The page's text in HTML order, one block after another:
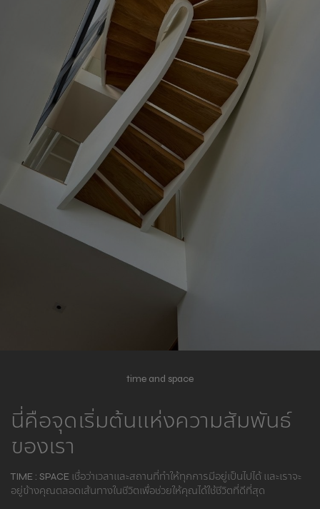
time and space
นี่คือจุดเริ่มต้นแห่งความสัมพันธ์
ของเรา
TIME : SPACE เชื่อว่าเวลาและสถานที่ทำให้ทุกการมีอยู่เป็นไปได้ และเราจะ
อยู่ข้างคุณตลอดเส้นทางในชีวิตเพื่อช่วยให้คุณได้ใช้ชีวิตที่ดีที่สุด